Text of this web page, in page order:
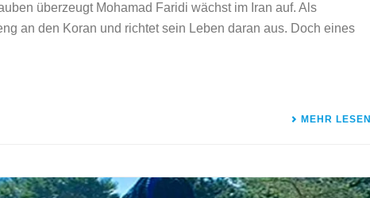
überzeugt Mohamad Faridi wächst im Iran auf. Als
an den Koran und richtet sein Leben daran aus. Doch eines
MEHR LESEN